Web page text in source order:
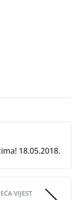
18.05.2018.
VIJEST